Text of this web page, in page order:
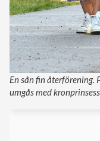
En sån fin återförening.
umgås med